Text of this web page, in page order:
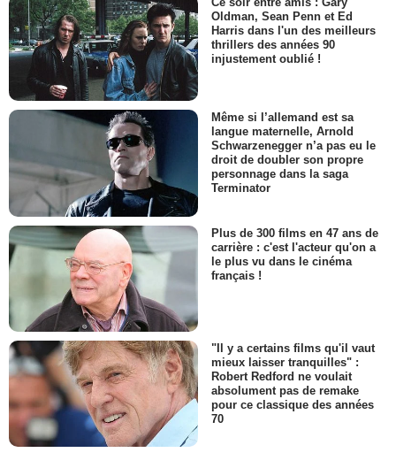
Oldman, Sean Penn et Ed
Harris dans l'un des meilleurs
thrillers des années 90
injustement oublié !
Même si l’allemand est sa
langue maternelle, Arnold
Schwarzenegger n’a pas eu le
droit de doubler son propre
personnage dans la saga
Terminator
Plus de 300 films en 47 ans de
carrière : c'est l'acteur qu'on a
le plus vu dans le cinéma
français !
"Il y a certains films qu'il vaut
mieux laisser tranquilles" :
Robert Redford ne voulait
absolument pas de remake
pour ce classique des années
70